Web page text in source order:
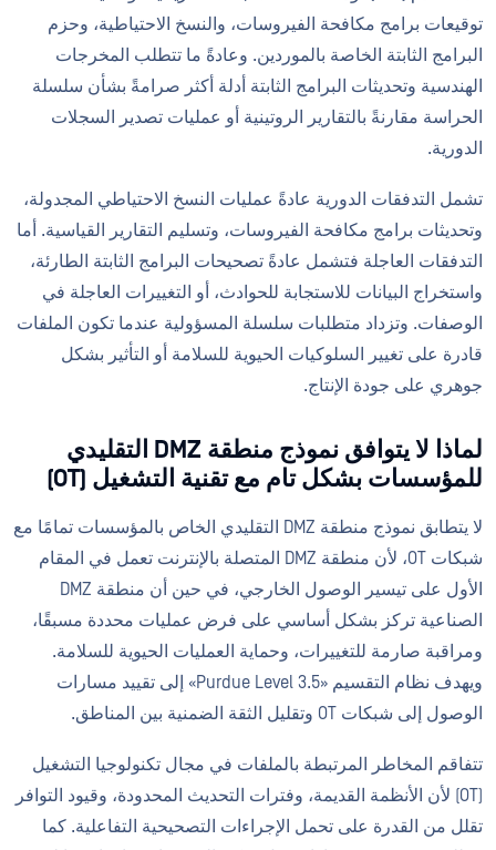
توقيعات برامج مكافحة الفيروسات، والنسخ الاحتياطية، وحزم
البرامج الثابتة الخاصة بالموردين. وعادةً ما تتطلب المخرجات
الهندسية وتحديثات البرامج الثابتة أدلة أكثر صرامةً بشأن سلسلة
الحراسة مقارنةً بالتقارير الروتينية أو عمليات تصدير السجلات
الدورية.
تشمل التدفقات الدورية عادةً عمليات النسخ الاحتياطي المجدولة،
وتحديثات برامج مكافحة الفيروسات، وتسليم التقارير القياسية. أما
التدفقات العاجلة فتشمل عادةً تصحيحات البرامج الثابتة الطارئة،
واستخراج البيانات للاستجابة للحوادث، أو التغييرات العاجلة في
الوصفات. وتزداد متطلبات سلسلة المسؤولية عندما تكون الملفات
قادرة على تغيير السلوكيات الحيوية للسلامة أو التأثير بشكل
جوهري على جودة الإنتاج.
لماذا لا يتوافق نموذج منطقة DMZ التقليدي
للمؤسسات بشكل تام مع تقنية التشغيل (OT)
لا يتطابق نموذج منطقة DMZ التقليدي الخاص بالمؤسسات تمامًا مع
شبكات OT، لأن منطقة DMZ المتصلة بالإنترنت تعمل في المقام
الأول على تيسير الوصول الخارجي، في حين أن منطقة DMZ
الصناعية تركز بشكل أساسي على فرض عمليات محددة مسبقًا،
ومراقبة صارمة للتغييرات، وحماية العمليات الحيوية للسلامة.
ويهدف نظام التقسيم «Purdue Level 3.5» إلى تقييد مسارات
الوصول إلى شبكات OT وتقليل الثقة الضمنية بين المناطق.
تتفاقم المخاطر المرتبطة بالملفات في مجال تكنولوجيا التشغيل
(OT) لأن الأنظمة القديمة، وفترات التحديث المحدودة، وقيود التوافر
تقلل من القدرة على تحمل الإجراءات التصحيحية التفاعلية. كما